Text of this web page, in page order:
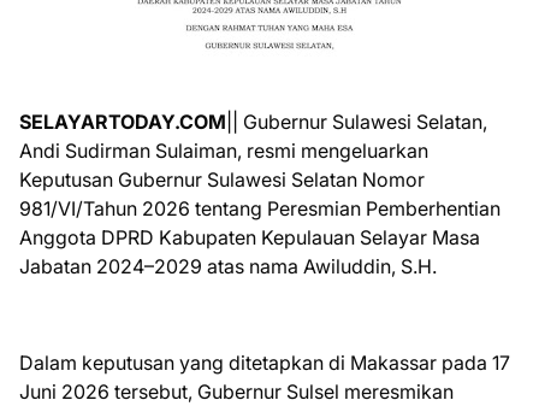
SELAYARTODAY.COM || Gubernur Sulawesi Selatan,
Andi Sudirman Sulaiman, resmi mengeluarkan
Keputusan Gubernur Sulawesi Selatan Nomor
981/VI/Tahun 2026 tentang Peresmian Pemberhentian
Anggota DPRD Kabupaten Kepulauan Selayar Masa
Jabatan 2024–2029 atas nama Awiluddin, S.H.
Dalam keputusan yang ditetapkan di Makassar pada 17
Juni 2026 tersebut, Gubernur Sulsel meresmikan